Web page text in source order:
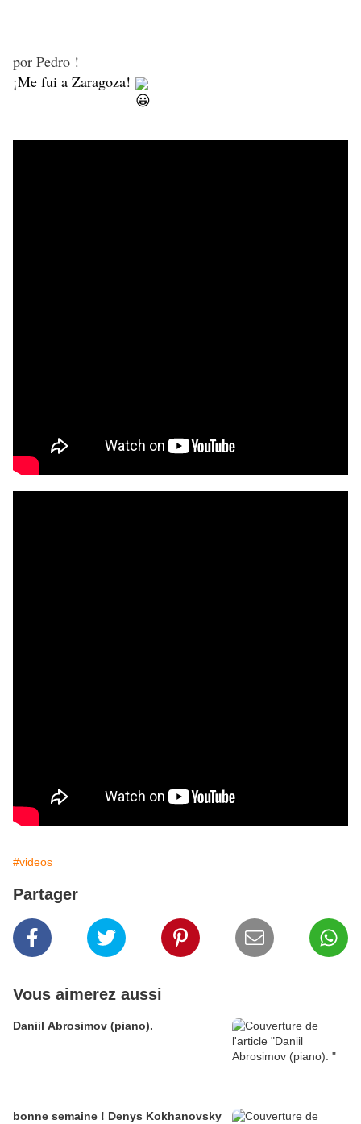
por Pedro !
¡Me fui a Zaragoza!
#videos
Partager
Vous aimerez aussi
Daniil Abrosimov (piano).
bonne semaine ! Denys Kokhanovsky